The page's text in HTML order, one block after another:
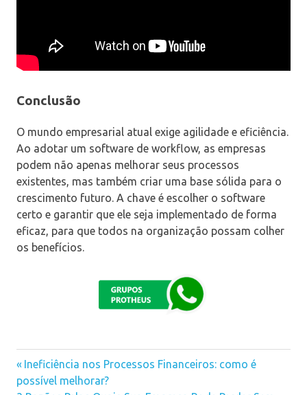
Conclusão
O mundo empresarial atual exige agilidade e eficiência.
Ao adotar um software de workflow, as empresas
podem não apenas melhorar seus processos
existentes, mas também criar uma base sólida para o
crescimento futuro. A chave é escolher o software
certo e garantir que ele seja implementado de forma
eficaz, para que todos na organização possam colher
os benefícios.
Navegação
Previous
Post:
Ineficiência nos Processos Financeiros: como é
possível melhorar?